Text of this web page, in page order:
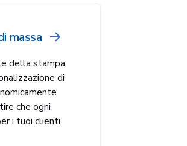
massa
della stampa
di
che ogni
i tuoi clienti